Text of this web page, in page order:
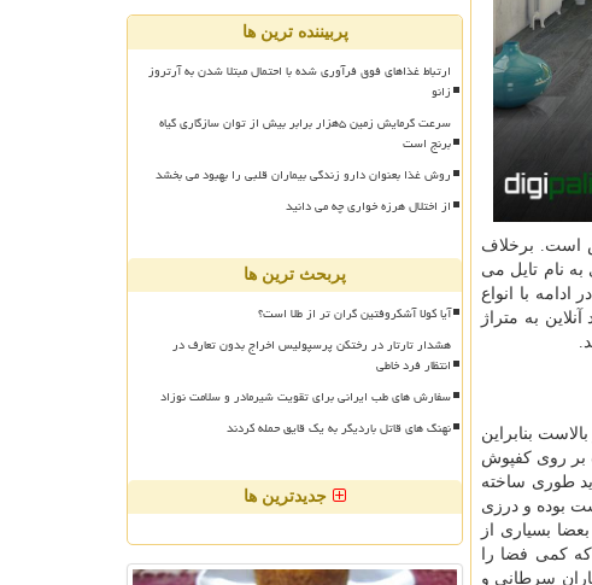
است. برخلاف
نام تایل می
با انواع
به متراژ
بنابراین
بر روی کفپوش
طوری ساخته
بوده و درزی
بسیاری از
کمی فضا را
سرطانی و
پربیننده ترین ها
ارتباط غذاهای فوق فرآوری شده با احتمال مبتلا شدن به آرتروز
زانو
سرعت گرمایش زمین ۵هزار برابر بیش از توان سازگاری گیاه
برنج است
روش غذا بعنوان دارو زندگی بیماران قلبی را بهبود می بخشد
از اختلال هرزه خواری چه می دانید
پربحث ترین ها
آیا کولا آشکروفتین گران تر از طلا است؟
هشدار تارتار در رختکن پرسپولیس اخراج بدون تعارف در
انتظار فرد خاطی
سفارش های طب ایرانی برای تقویت شیرمادر و سلامت نوزاد
نهنگ های قاتل باردیگر به یک قایق حمله کردند
جدیدترین ها